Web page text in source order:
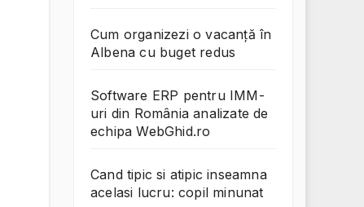
Cum organizezi o vacanță în
Albena cu buget redus
Software ERP pentru IMM-
uri din România analizate de
echipa WebGhid.ro
Cand tipic si atipic inseamna
acelasi lucru: copil minunat